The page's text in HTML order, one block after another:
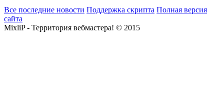
Все последние новости Поддержка скрипта Полная версия
сайта
MixliP - Территория вебмастера! © 2015